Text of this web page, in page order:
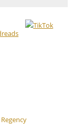
Regency